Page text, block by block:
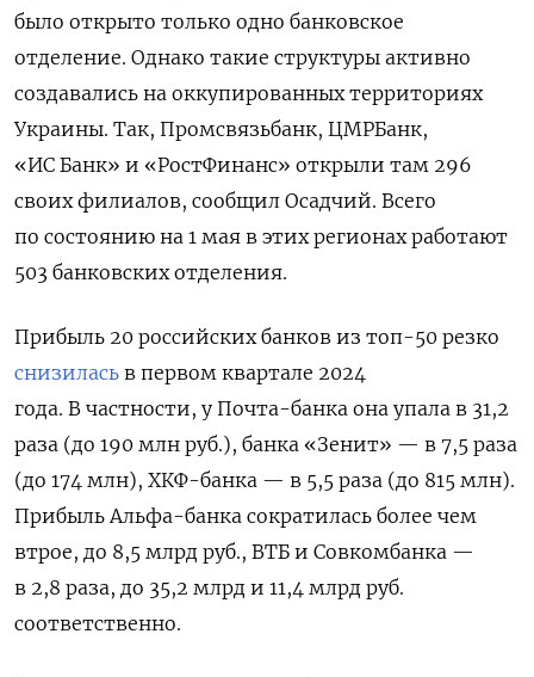
было открыто только одно банковское
отделение. Однако такие структуры активно
создавались на оккупированных территориях
Украины. Так, Промсвязьбанк, ЦМРБанк,
«ИС Банк» и «РостФинанс» открыли там 296
своих филиалов, сообщил Осадчий. Всего
по состоянию на 1 мая в этих регионах работают
503 банковских отделения.
Прибыль 20 российских банков из топ-50 резко
снизилась в первом квартале 2024
года. В частности, у Почта-банка она упала в 31,2
раза (до 190 млн руб.), банка «Зенит» — в 7,5 раза
(до 174 млн), ХКФ-банка — в 5,5 раза (до 815 млн).
Прибыль Альфа-банка сократилась более чем
втрое, до 8,5 млрд руб., ВТБ и Совкомбанка —
в 2,8 раза, до 35,2 млрд и 11,4 млрд руб.
соответственно.